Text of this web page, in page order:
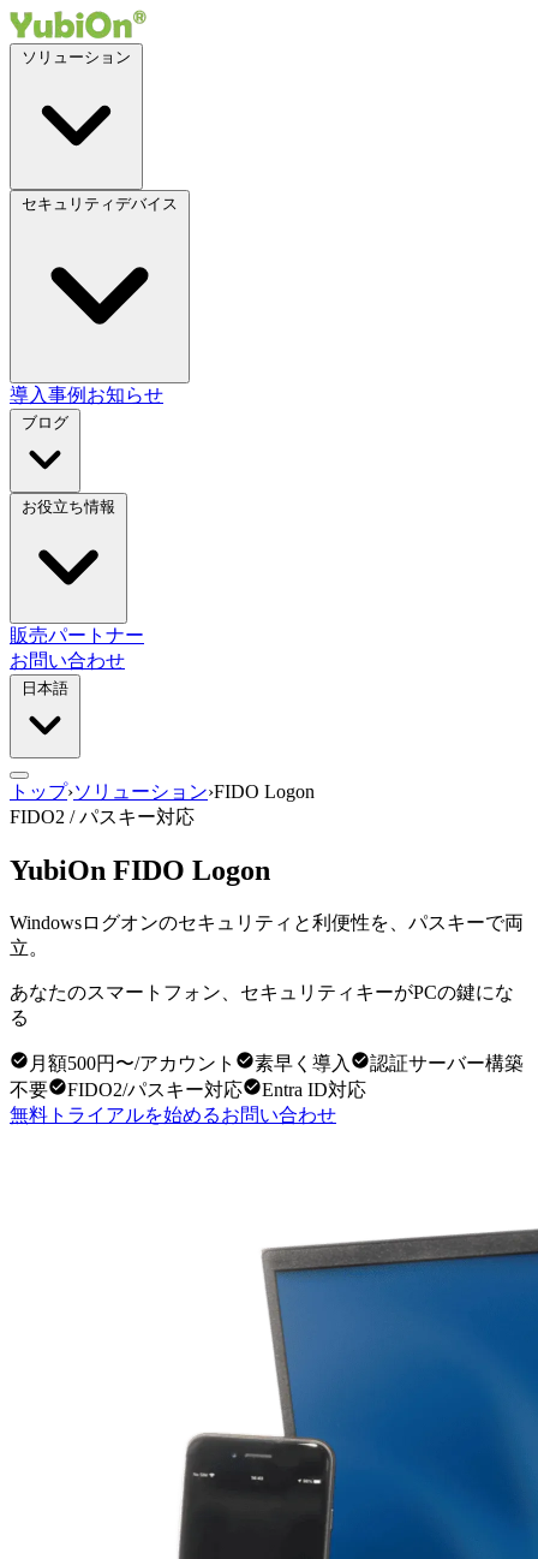
導入事例 お知らせ
販売パートナー
お問い合わせ
トップ›ソリューション›FIDO Logon
FIDO2 / パスキー対応
YubiOn FIDO Logon
Windowsログオンのセキュリティと利便性を、パスキーで両
立。
あなたのスマートフォン、セキュリティキーがPCの鍵にな
る
月額500円〜/アカウント 素早く導入
認証サーバー構築
不要
FIDO2/パスキー対応
Entra ID対応
無料トライアルを始めるお問い合わせ